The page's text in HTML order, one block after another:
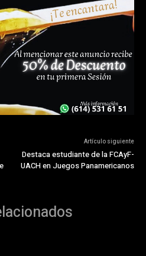
Artículo siguiente
Destaca estudiante de la FCAyF-
UACH en Juegos Panamericanos